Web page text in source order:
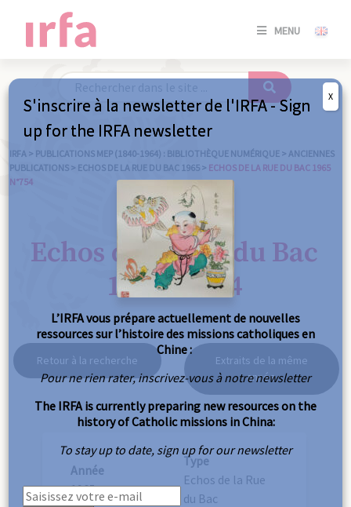
MENU
SE
/
IRFA > PUBLICATIONS MEP (1840-1964) : BIBLIOTHÈQUE NUMÉRIQUE > ANCIENNES
PUBLICATIONS > ECHOS DE LA RUE DU BAC 1965 > ECHOS DE LA RUE DU BAC 1965
N°754
Echos de la Rue du Bac
1965 n°754
Retour à la recherche
Extraits de la même
année
Année
1965
Type
Echos de la Rue
du Bac
S'inscrire à la newsletter de l'IRFA - Sign
up for the IRFA newsletter
L’IRFA vous prépare actuellement de nouvelles
ressources sur l’histoire des missions catholiques en
Chine :
Pour ne rien rater, inscrivez-vous à notre newsletter
The IRFA is currently preparing new resources on the
history of Catholic missions in China:
To stay up to date, sign up for our newsletter
X